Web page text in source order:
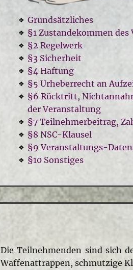
❖ Grundsätzliches
❖ §1 Zustandekommen des
❖ §2 Regelwerk
❖ §3 Sicherheit
❖ §4 Haftung
❖ §5 Urheberrecht an
❖ §6 Rücktritt,
der Veranstaltung
❖ §7 Teilnehmerbeitrag,
❖ §8 NSC-Klausel
❖ §9 Veranstaltungs-
❖ §10 Sonstiges
Die Teilnehmenden sind sich
Waffenattrappen, schmutzige